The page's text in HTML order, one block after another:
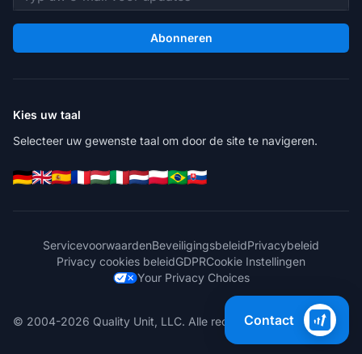
Abonneren
Kies uw taal
Selecteer uw gewenste taal om door de site te navigeren.
ServicevoorwaardenBeveiligingsbeleidPrivacybeleid
Privacy cookies beleidGDPRCookie Instellingen
Your Privacy Choices
© 2004-2026 Quality Unit, LLC. Alle rechten voorbehouden.
Contact